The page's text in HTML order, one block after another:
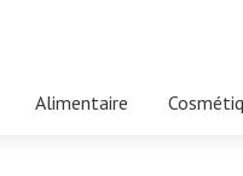
Alimentaire